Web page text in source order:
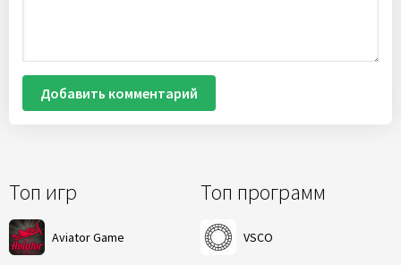
Топ игр
Aviator Game
Топ программ
VSCO
Добавить комментарий